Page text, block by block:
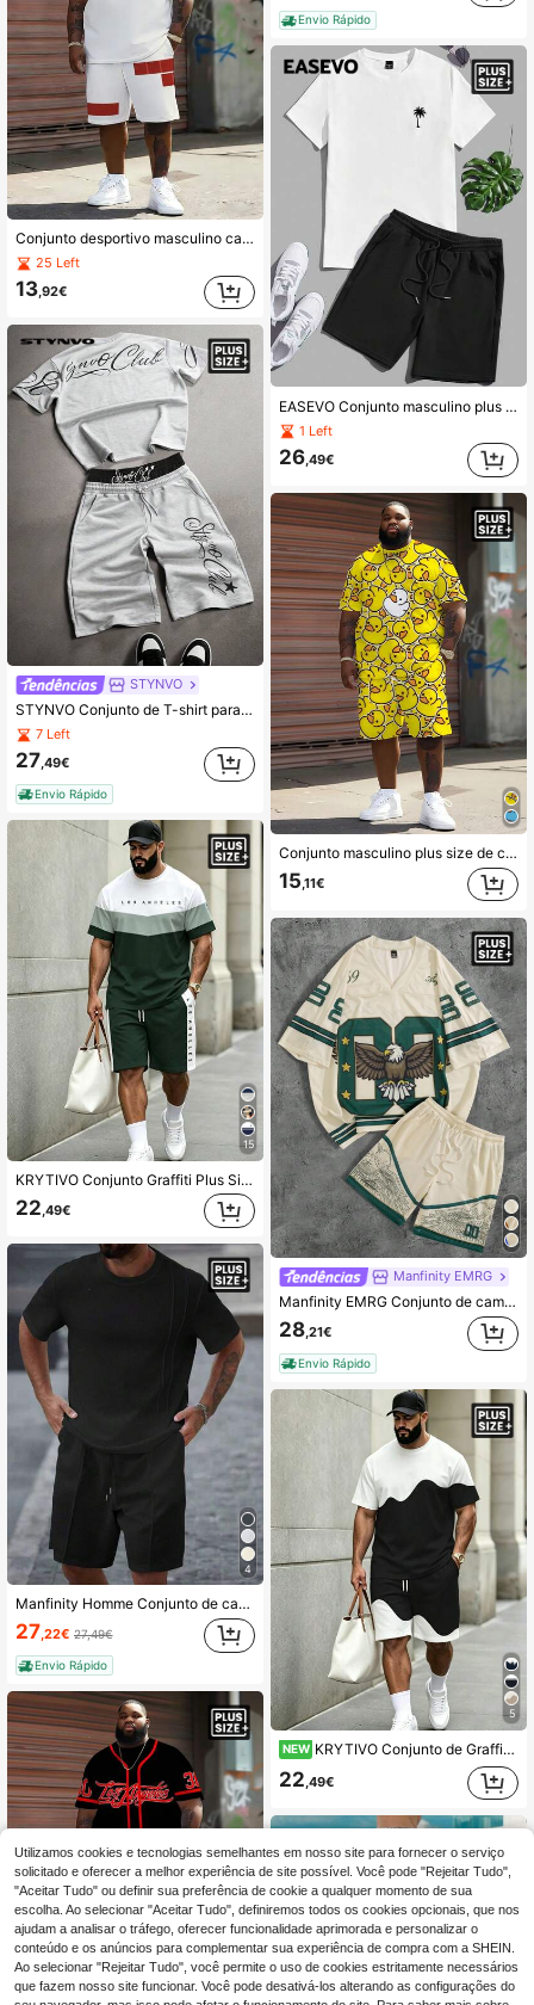
Conjunto desportivo masculino casual de rua da série minimalista "Geometric Color Block", minimalista, fresco - tecido de malha de poliéster, design de gola redonda, calções com cordão, detalhes de bolso, corte regular, adequado para tamanhos grandes
25 Left
13,92€
STYNVO
STYNVO Conjunto de T-shirt para Homem Plus Size, T-shirt de Gola Redonda em Tecido de Moletom Confortável e Calções com Cordão e Cintura Elástica, Conjunto de 2 Peças, Estampa de Letra Grande, Casual, Férias, Festa, Encontro, Encontro com Amigos, Desportos de Bola, Escritório Simples, Conjunto de T-shirt Clássico Mais Vendido Primavera/Verão, Adequado para Uso Próprio ou para Oferecer a Amigos
7 Left
27,49€
Envio Rápido
15
KRYTIVO Conjunto Graffiti Plus Size para Homem, Preto & Laranja, Estampa King em Contraste, Manga Curta & Calções, Conjunto de 2 Peças, Corte Largo com Efeito Emagrecedor, Estilo Casual Desportivo de Rua Americano
22,49€
4
Manfinity Homme Conjunto de camiseta casual masculina plus size de manga curta e gola redonda em cor sólida, ideal para o verão.
27,22€ 27,49€
Envio Rápido
Envio Rápido
EASEVO Conjunto masculino plus size com camiseta de manga curta e shorts com cordão na cintura, estampa de palmeiras.
1 Left
26 ,49€
Conjunto masculino plus size de camiseta e shorts com estampa de pato amarelo estilo férias | Conjunto de camiseta e shorts grandes de poliéster elástico, manga curta e secagem rápida | Traje de hip-hop rebelde de rua, roupas aconchegantes
15,11€
Manfinity EMRG
Manfinity EMRG Conjunto de camiseta e shorts masculinos plus size com estampa numérica e decote em V
28,21€
Envio Rápido
5
NEW KRYTIVO Conjunto de Graffiti Plus Size para Homem, Conjunto de 2 Peças com T-shirt de Manga Curta e Calções com Estampa King em Contraste Preto & Laranja, Corte Largo com Efeito Emagrecedor, Roupa Desportiva Casual de Estilo American Street
22,49€
Utilizamos cookies e tecnologias semelhantes em nosso site para fornecer o serviço
solicitado e oferecer a melhor experiência de site possível. Você pode "Rejeitar Tudo",
"Aceitar Tudo" ou definir sua preferência de cookie a qualquer momento de sua
escolha. Ao selecionar "Aceitar Tudo", definiremos todos os cookies opcionais, que nos
ajudam a analisar o tráfego, oferecer funcionalidade aprimorada e personalizar o
conteúdo e os anúncios para complementar sua experiência de compra com a SHEIN.
Ao selecionar "Rejeitar Tudo", você permite o uso de cookies estritamente necessários
que fazem nosso site funcionar. Você pode desativá-los alterando as configurações do